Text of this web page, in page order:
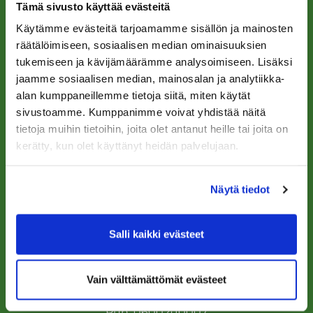
Tämä sivusto käyttää evästeitä
Käytämme evästeitä tarjoamamme sisällön ja mainosten
räätälöimiseen, sosiaalisen median ominaisuuksien
tukemiseen ja kävijämäärämme analysoimiseen. Lisäksi
jaamme sosiaalisen median, mainosalan ja analytiikka-
alan kumppaneillemme tietoja siitä, miten käytät
sivustoamme. Kumppanimme voivat yhdistää näitä
tietoja muihin tietoihin, joita olet antanut heille tai joita on
kerätty, kun olet käyttänyt heidän palvelujaan.
Näytä tiedot
Salli kaikki evästeet
Vain välttämättömät evästeet
Käyntiosoite:
Tarinagolf ry ja Tarinagolf Oy
Tarinagolfintie 19, 71800 Siilinjärvi
Laskutusosoite:
Tarinagolf ry ja/tai Tarinagolf Oy
OTA YHTEYTTÄ
toimisto@tarinagolf.fi
ajanvaraus@tarinagolf.fi